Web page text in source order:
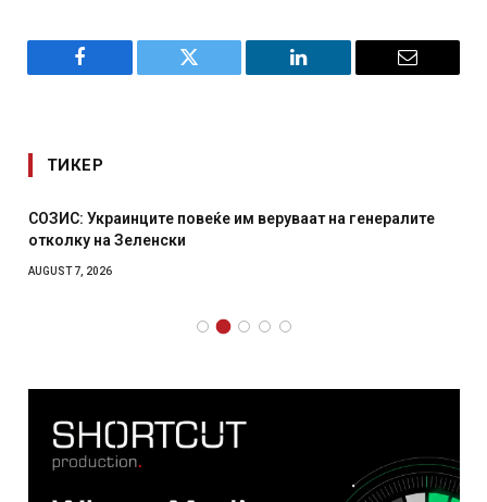
Facebook Twitter LinkedIn Email
ТИКЕР
СОЗИС: Украинците повеќе им веруваат на генералите
отколку на Зеленски
AUGUST 7, 2026